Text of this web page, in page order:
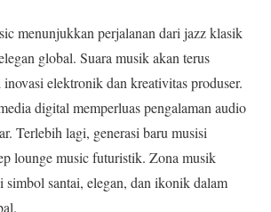
menunjukkan perjalanan dari jazz klasik
global. Suara musik akan terus
elektronik dan kreativitas produser.
digital memperluas pengalaman audio
Terlebih lagi, generasi baru musisi
lounge music futuristik. Zona musik
simbol santai, elegan, dan ikonik dalam